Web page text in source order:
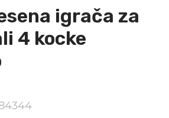
igrača za
4 kocke